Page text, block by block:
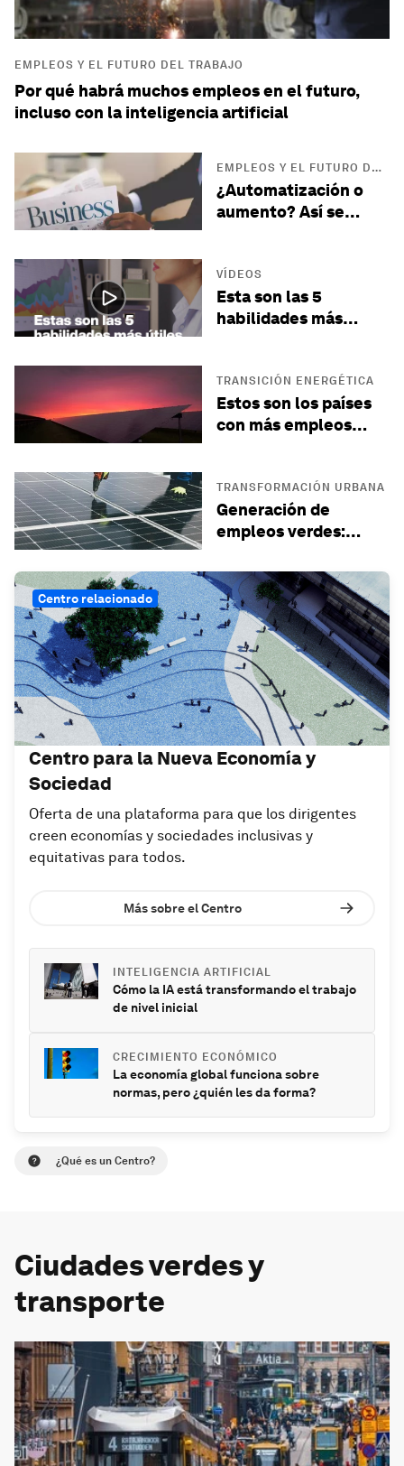
EMPLEOS Y EL FUTURO DEL TRABAJO
Por qué habrá muchos empleos en el futuro,
incluso con la inteligencia artificial
EMPLEOS Y EL FUTURO DEL
TRABAJO
¿Automatización o
aumento? Así se
VÍDEOS
Esta son las 5
habilidades más
TRANSICIÓN ENERGÉTICA
Estos son los países
con más empleos
TRANSFORMACIÓN URBANA
Generación de
empleos verdes:
están marcando el
camino
Centro relacionado
Centro para la Nueva Economía y
Sociedad
Oferta de una plataforma para que los dirigentes
creen economías y sociedades inclusivas y
equitativas para todos.
Más sobre el Centro
INTELIGENCIA ARTIFICIAL
Cómo la IA está transformando el trabajo
de nivel inicial
CRECIMIENTO ECONÓMICO
La economía global funciona sobre
normas, pero ¿quién les da forma?
¿Qué es un Centro?
Ciudades verdes y
transporte